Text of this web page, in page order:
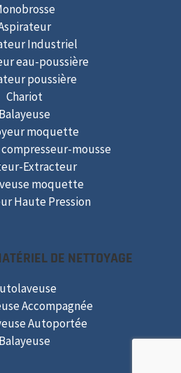
Industriel
eau-poussière
poussière
Chariot
Balayeuse
moquette
mousse
Extracteur
moquette
Haute Pression
DE NETTOYAGE
Accompagnée
Autoportée
Balayeuse